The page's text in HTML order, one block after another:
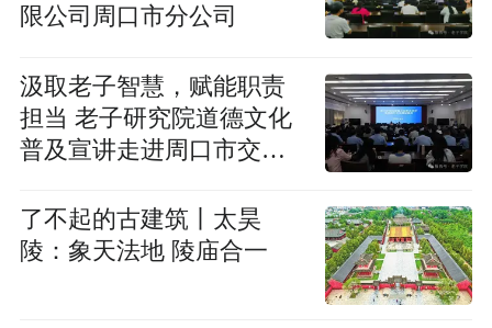
限公司周口市分公司
汲取老子智慧，赋能职责
担当 老子研究院道德文化
普及宣讲走进周口市交通
了不起的古建筑丨太昊
陵：象天法地 陵庙合一